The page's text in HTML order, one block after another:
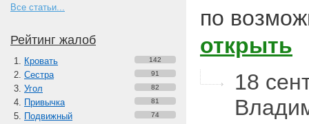
Все статьи...
Рейтинг жалоб
Кровать 142
Сестра 91
Угол 82
Привычка 81
Подвижный 74
по
открыть
18